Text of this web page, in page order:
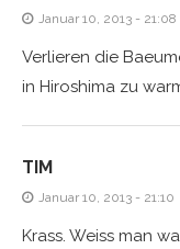
Januar 10, 2013 - 21:08
Verlieren die
in Hiroshima zu
TIM
Januar 10, 2013 - 21:10
Krass. Weiss man